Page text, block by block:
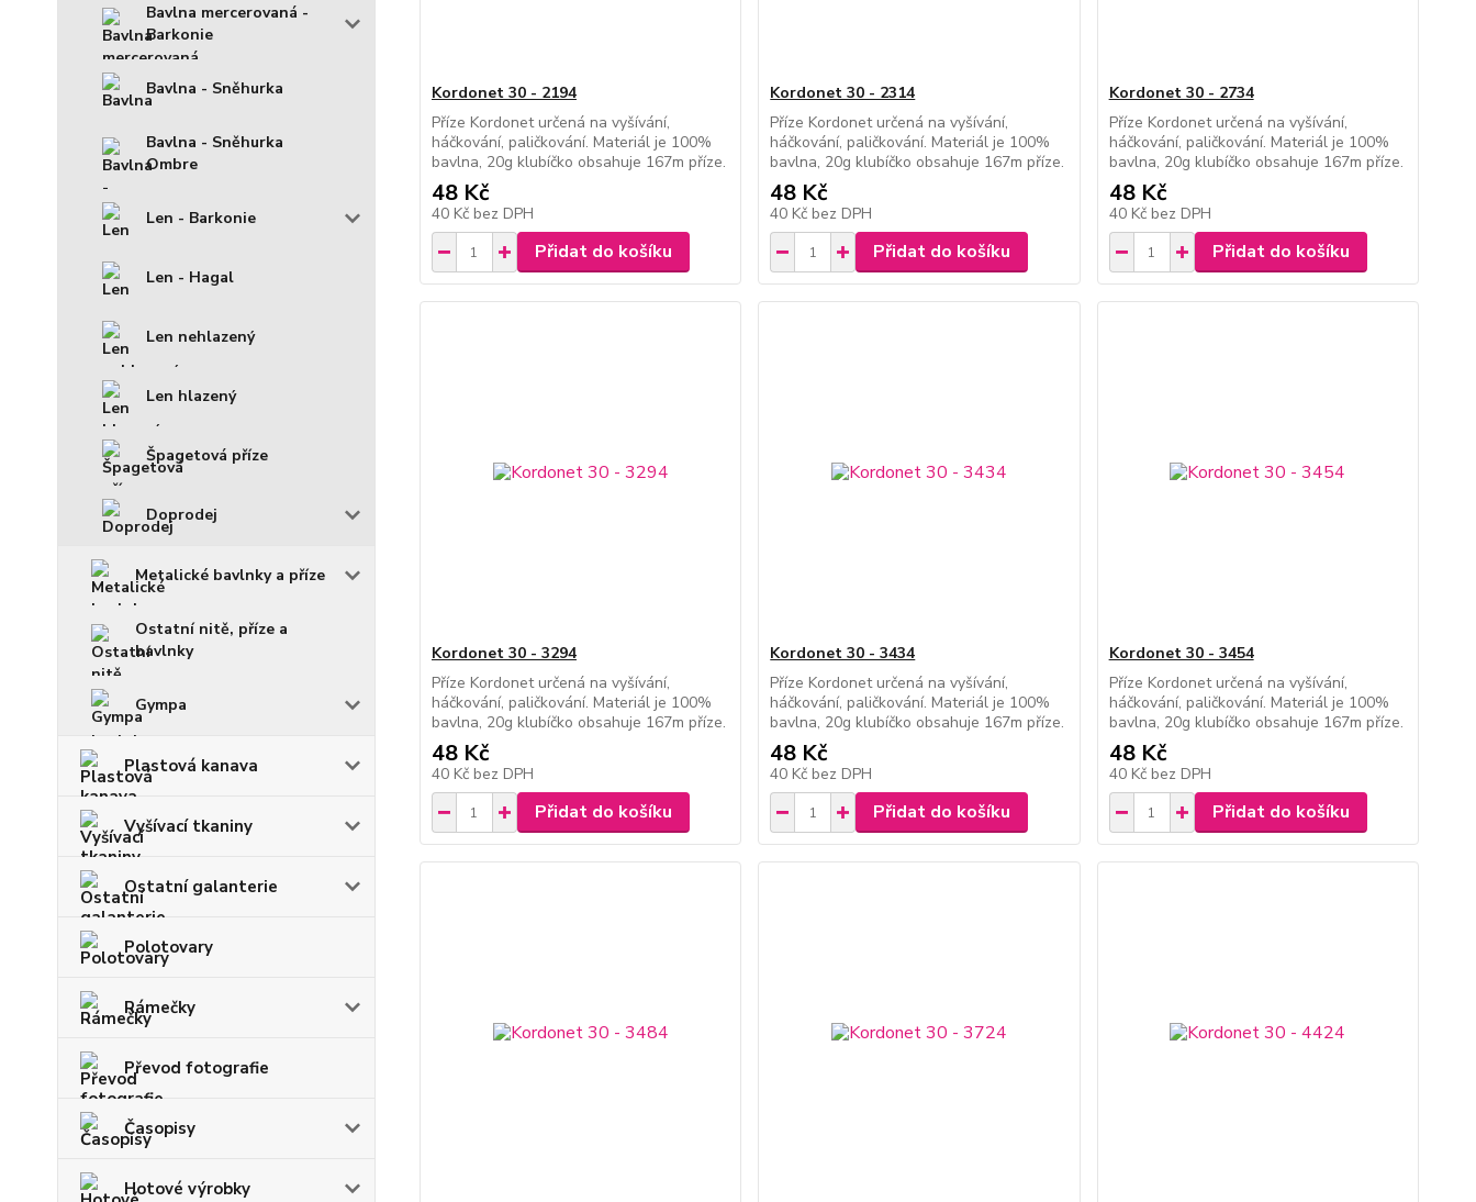
Bavlna mercerovaná -
Barkonie
Bavlna - Sněhurka
Bavlna - Sněhurka
Ombre
Len - Barkonie
Len - Hagal
Len nehlazený
Len hlazený
Špagetová příze
Doprodej
Metalické bavlnky a příze
Ostatní nitě, příze a
bavlnky
Gympa
Plastová kanava
Vyšívací tkaniny
Ostatní galanterie
Polotovary
Rámečky
Převod fotografie
Časopisy
Hotové výrobky
Kordonet 30 - 2194
Příze Kordonet určená na vyšívání,
háčkování, paličkování. Materiál je 100%
bavlna, 20g klubíčko obsahuje 167m příze.
48 Kč
40 Kč bez DPH
Přidat do košíku
Kordonet 30 - 2314
Příze Kordonet určená na vyšívání,
háčkování, paličkování. Materiál je 100%
bavlna, 20g klubíčko obsahuje 167m příze.
48 Kč
40 Kč bez DPH
Přidat do košíku
Kordonet 30 - 2734
Příze Kordonet určená na vyšívání,
háčkování, paličkování. Materiál je 100%
bavlna, 20g klubíčko obsahuje 167m příze.
48 Kč
40 Kč bez DPH
Přidat do košíku
Kordonet 30 - 3294
Příze Kordonet určená na vyšívání,
háčkování, paličkování. Materiál je 100%
bavlna, 20g klubíčko obsahuje 167m příze.
48 Kč
40 Kč bez DPH
Přidat do košíku
Kordonet 30 - 3434
Příze Kordonet určená na vyšívání,
háčkování, paličkování. Materiál je 100%
bavlna, 20g klubíčko obsahuje 167m příze.
48 Kč
40 Kč bez DPH
Přidat do košíku
Kordonet 30 - 3454
Příze Kordonet určená na vyšívání,
háčkování, paličkování. Materiál je 100%
bavlna, 20g klubíčko obsahuje 167m příze.
48 Kč
40 Kč bez DPH
Přidat do košíku